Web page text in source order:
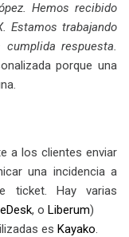
Hemos recibido
Estamos trabajando
respuesta.
porque una
a los clientes enviar
una incidencia a
ticket. Hay varias
, o Liberum)
es Kayako